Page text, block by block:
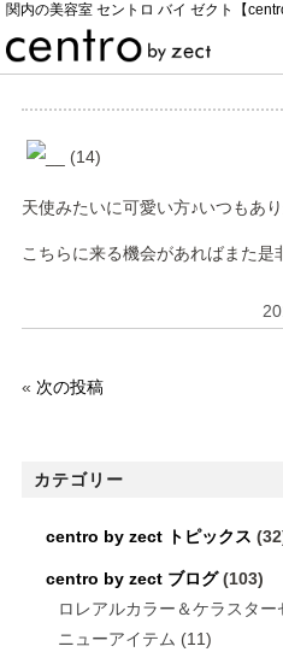
関内の美容室 セントロ バイ ゼクト【
天使みたいに可愛い方♪いつもあ
こちらに来る機会があればまた
« 次の投稿
カテゴリー
centro by zect トピックス
centro by zect ブログ(103)
ロレアルカラー＆ケラスター
ニューアイテム (11)